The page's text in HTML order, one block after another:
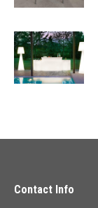
Contact Info